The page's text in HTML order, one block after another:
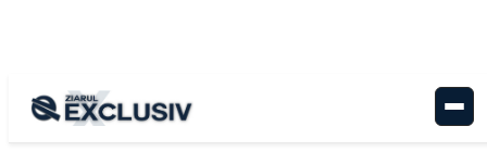
Cultură, Stiri la zi